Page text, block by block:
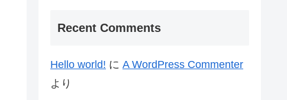
Recent Comments
Hello world! に A WordPress Commenter
より